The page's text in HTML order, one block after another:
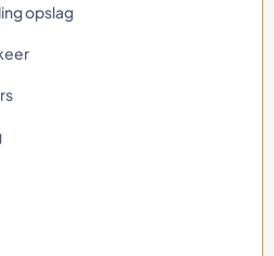
opslag